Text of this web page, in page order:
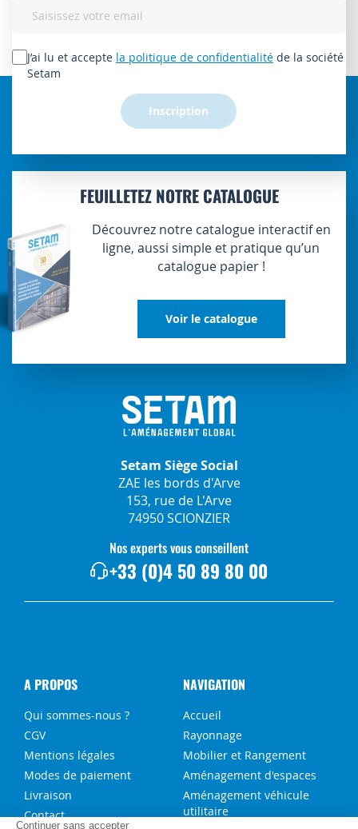
lettre
d’information
J’ai lu et accepte la politique de confidentialité de la société
Setam
Inscription
FEUILLETEZ NOTRE CATALOGUE
Découvrez notre catalogue interactif en
ligne, aussi simple et pratique qu’un
catalogue papier !
Voir le catalogue
Setam Siège Social
ZAE les bords d'Arve
153, rue de L'Arve
74950 SCIONZIER
Nos experts vous conseillent
+33 (0)4 50 89 80 00
A PROPOS
Qui sommes-nous ?
CGV
Mentions légales
Modes de paiement
Livraison
Contact
NAVIGATION
Accueil
Rayonnage
Mobilier et Rangement
Aménagement d'espaces
Aménagement véhicule
utilitaire